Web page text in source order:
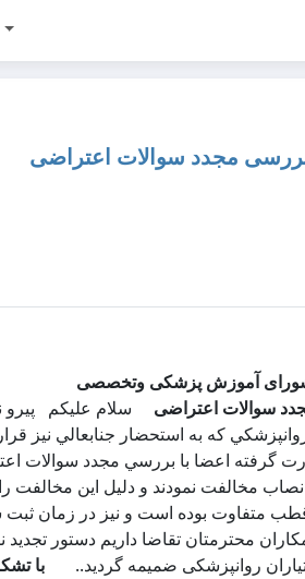
آموزش پزشکی وتخصصی
سلام عليكم پيرو
تجديد نظر در مورد آزمون ارتقا و گواهينامه سال ٩٧ رشته روانپزشكي كه به استحضار
گرفته اعضا با بررسي مجدد سوالات
مخالفت نمودند و دليل اين مخالفت
قطب متفاوت بوده است و نيز در زمان
محترمتان تقاضا داريم دستور تجديد
روانپزشکی ضمیمه گردید.. با